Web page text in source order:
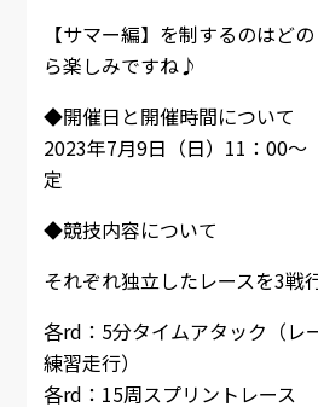
【サマー編】を制するのはど
ら楽しみですね♪
◆開催日と開催時間について
2023年7月9日（日）11：00
定
◆競技内容について
それぞれ独立したレースを3戦
各rd：5分タイムアタック（レ
練習走行）
各rd：15周スプリントレース